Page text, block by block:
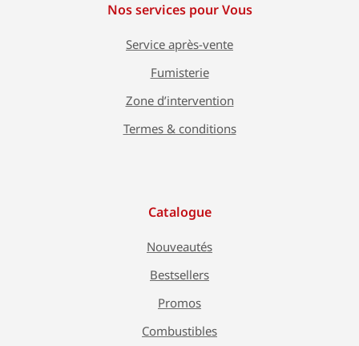
Nos services pour Vous
Service après-vente
Fumisterie
Zone d’intervention
Termes & conditions
Catalogue
Nouveautés
Bestsellers
Promos
Combustibles